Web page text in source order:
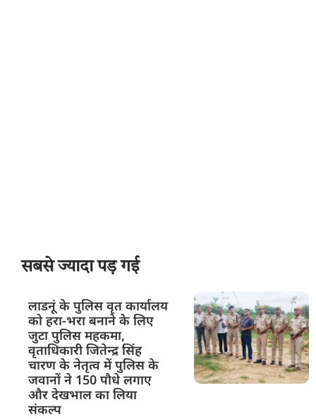
सबसे ज्यादा पड़ गई
लाडनूं के पुलिस वृत कार्यालय
को हरा-भरा बनाने के लिए
जुटा पुलिस महकमा,
वृताधिकारी जितेन्द्र सिंह
चारण के नेतृत्व में पुलिस के
जवानों ने 150 पौधे लगाए
और देखभाल का लिया
संकल्प